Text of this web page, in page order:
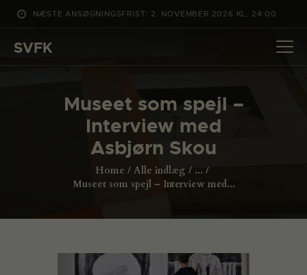
NÆSTE ANSØGNINGSFRIST: 2. NOVEMBER 2026 KL. 24:00
SVFK
Museet som spejl –
Interview med
Asbjørn Skou
Home Alle indlæg
...
Museet som spejl – Interview med...
DET SKER
PROJEKTER
CHANNEL
OM SVFK